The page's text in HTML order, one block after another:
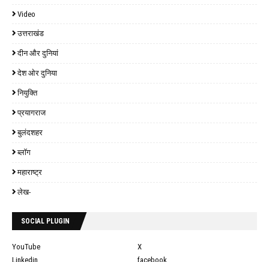
Video
उत्तराखंड
दीन और दुनियां
देश ओर दुनिया
नियुक्ति
प्रयागराज
बुलंदशहर
ब्लॉग
महाराष्ट्र
लेख-
SOCIAL PLUGIN
YouTube
X
Linkedin
facebook